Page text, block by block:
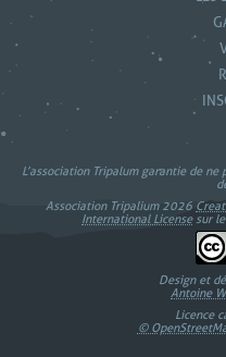
L’association Tripalum garantie de
Association Tripalium 2026
International Licensesur le
Design et
Antoine
Licence
©